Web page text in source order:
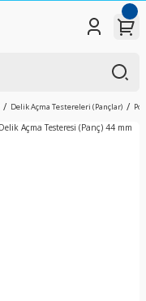
Delik Açma Testereleri (Pançlar)